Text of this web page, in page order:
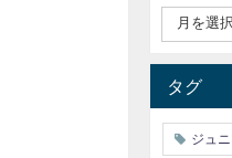
タグ
ジュ